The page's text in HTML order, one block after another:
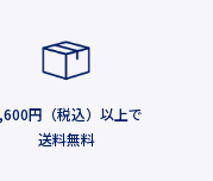
円（税込）以上で
送料無料